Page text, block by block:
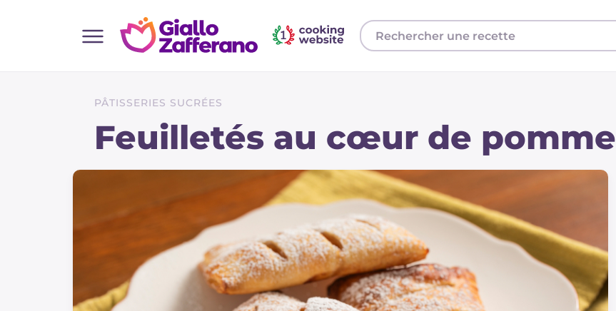
Toutes les recettes
Plats principaux
Gateaux et patisserie
PÂTISSERIES SUCRÉES
Feuilletés au cœur de pomme